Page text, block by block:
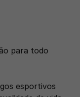
para todo
esportivos